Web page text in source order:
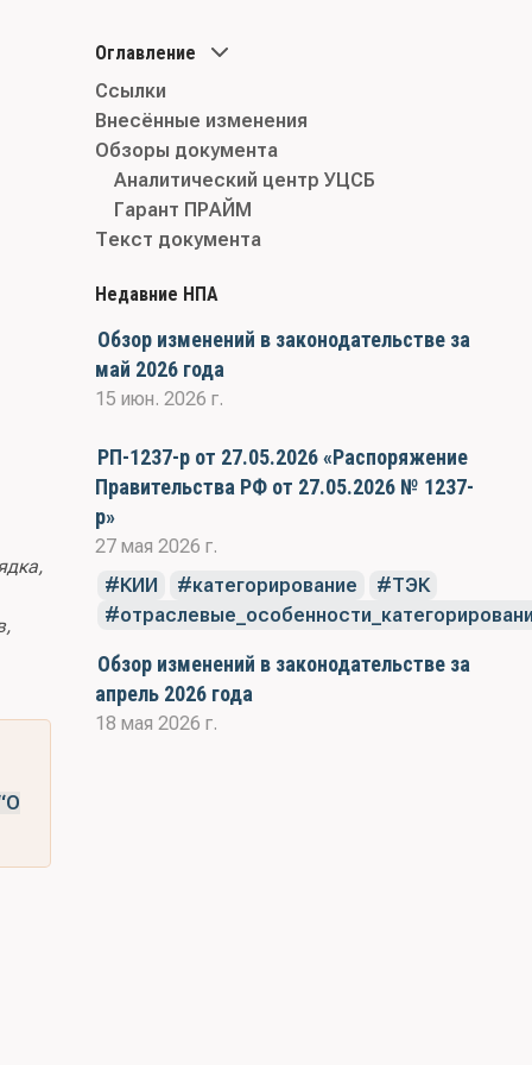
Оглавление
Ссылки
Внесённые изменения
Обзоры документа
Аналитический центр УЦСБ
Гарант ПРАЙМ
Текст документа
Недавние НПА
Обзор изменений в законодательстве за
май 2026 года
15 июн. 2026 г.
РП-1237-р от 27.05.2026 «Распоряжение
Правительства РФ от 27.05.2026 № 1237-
р»
27 мая 2026 г.
КИИ
категорирование
ТЭК
Обзор изменений в законодательстве за
апрель 2026 года
18 мая 2026 г.